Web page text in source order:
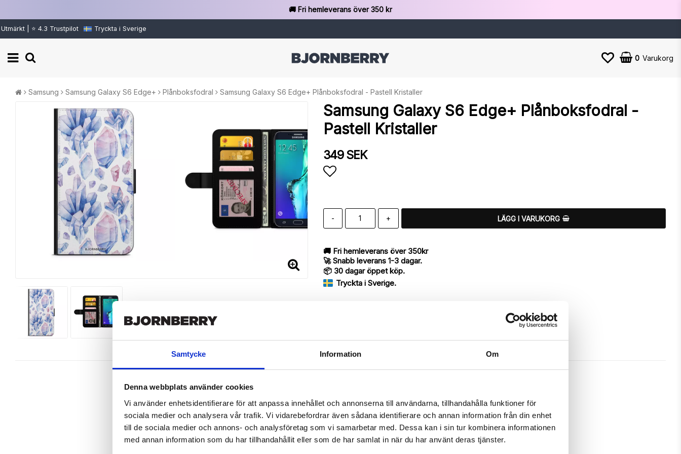
Samtycke Information Om
Denna webbplats använder cookies
Vi använder enhetsidentifierare för att anpassa innehållet och annonserna till användarna, tillhandahålla funktioner för
sociala medier och analysera vår trafik. Vi vidarebefordrar även sådana identifierare och annan information från din enhet
till de sociala medier och annons- och analysföretag som vi samarbetar med. Dessa kan i sin tur kombinera informationen
med annan information som du har tillhandahållit eller som de har samlat in när du har använt deras tjänster.
🚚 Fri hemleverans över 350 kr
Utmärkt | ⭐ 4.3 Trustpilot Tryckta i Sverige
0 Varukorg
Samsung Samsung Galaxy S6 Edge+ Plånboksfodral Samsung Galaxy S6 Edge+ Plånboksfodral - Pastell Kristaller
Samsung Galaxy S6 Edge+ Plånboksfodral -
Pastell Kristaller
349 SEK
- + LÄGG I VARUKORG
🚚 Fri hemleverans över 350kr
🚀 Snabb leverans 1-3 dagar.
📦 30 dagar öppet köp.
Tryckta i Sverige.
Art.nr: 12667
Snyggt plånboksfodral från Bjornberry med ett exklusivt unikt “Pastell Kristaller”-motiv, designat för att ge ett bra skydd och passa din
Samsung Galaxy S6 Edge+ perfekt.
Denna mobilväska är mycket smidig då den har funktionen att fungera som ett skyddande fodral men samtidigt som en plånbok. Detta